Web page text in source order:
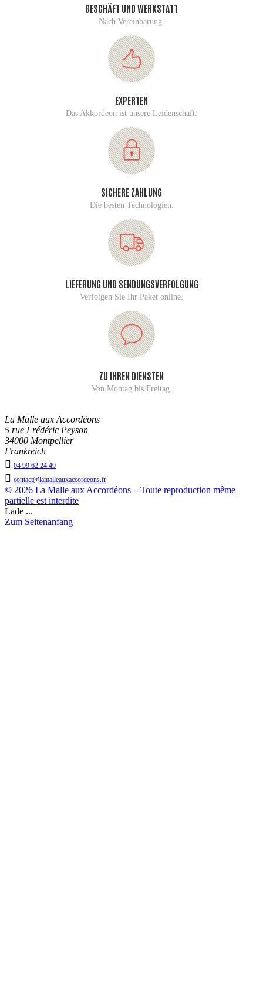
GESCHÄFT UND WERKSTATT
Nach Vereinbarung.
EXPERTEN
Das Akkordeon ist unsere Leidenschaft.
SICHERE ZAHLUNG
Die besten Technologien.
LIEFERUNG UND SENDUNGSVERFOLGUNG
Verfolgen Sie Ihr Paket online.
ZU IHREN DIENSTEN
Von Montag bis Freitag.
La Malle aux Accordéons
5 rue Frédéric Peyson
34000 Montpellier
Frankreich
 04 99 62 24 49
 contact@lamalleauxaccordeons.fr
© 2026 La Malle aux Accordéons – Toute reproduction même
partielle est interdite
Lade ...
Zum Seitenanfang